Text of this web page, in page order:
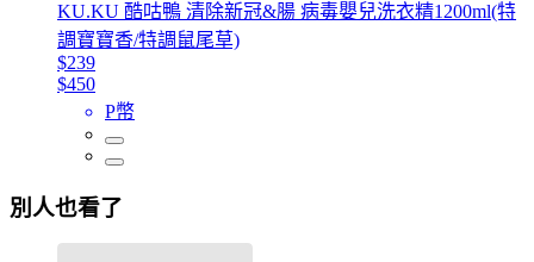
KU.KU 酷咕鴨 清除新冠&腸 病毒嬰兒洗衣精1200ml(特
調寶寶香/特調鼠尾草)
$239
$450
P幣
別人也看了